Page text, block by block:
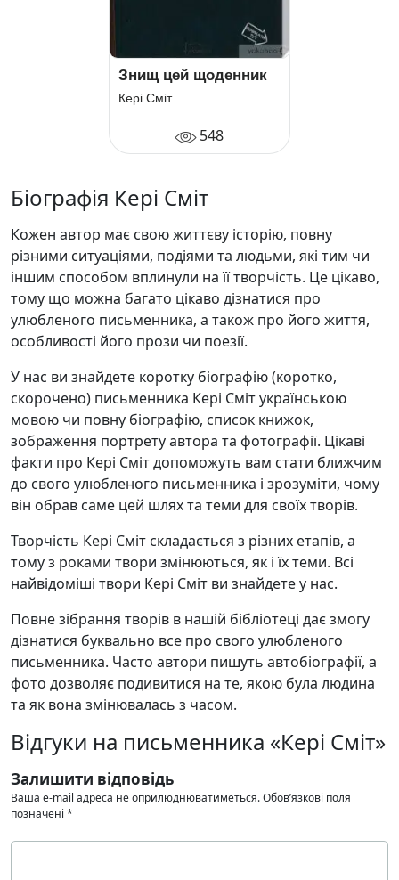
Знищ цей щоденник
Кері Сміт
548
Біографія Кері Сміт
Кожен автор має свою життєву історію, повну
різними ситуаціями, подіями та людьми, які тим чи
іншим способом вплинули на її творчість. Це цікаво,
тому що можна багато цікаво дізнатися про
улюбленого письменника, а також про його життя,
особливості його прози чи поезії.
У нас ви знайдете коротку біографію (коротко,
скорочено) письменника Кері Сміт українською
мовою чи повну біографію, список книжок,
зображення портрету автора та фотографії. Цікаві
факти про Кері Сміт допоможуть вам стати ближчим
до свого улюбленого письменника і зрозуміти, чому
він обрав саме цей шлях та теми для своїх творів.
Творчість Кері Сміт складається з різних етапів, а
тому з роками твори змінюються, як і їх теми. Всі
найвідоміші твори Кері Сміт ви знайдете у нас.
Повне зібрання творів в нашій бібліотеці дає змогу
дізнатися буквально все про свого улюбленого
письменника. Часто автори пишуть автобіографії, а
фото дозволяє подивитися на те, якою була людина
та як вона змінювалась з часом.
Відгуки на письменника «Кері Сміт»
Залишити відповідь
Ваша e-mail адреса не оприлюднюватиметься.Обов’язкові поля
позначені *